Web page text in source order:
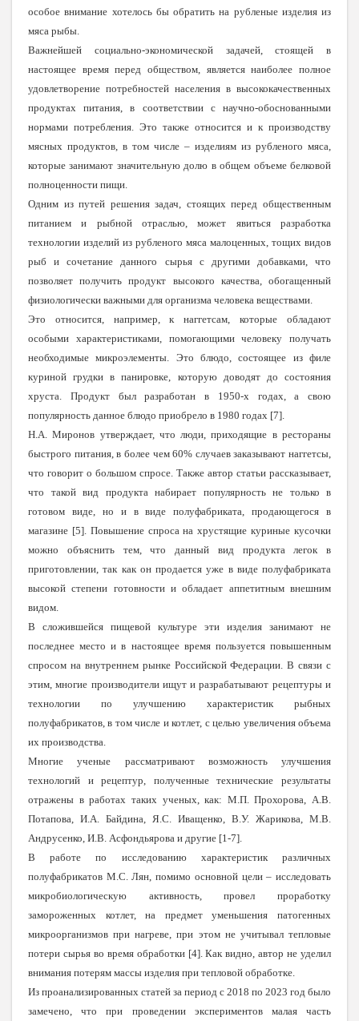
особое внимание хотелось бы обратить на рубленые изделия из
мяса рыбы.
Важнейшей социально-экономической задачей, стоящей в
настоящее время перед обществом, является наиболее полное
удовлетворение потребностей населения в высококачественных
продуктах питания, в соответствии с научно-обоснованными
нормами потребления. Это также относится и к производству
мясных продуктов, в том числе – изделиям из рубленого мяса,
которые занимают значительную долю в общем объеме белковой
полноценности пищи.
Одним из путей решения задач, стоящих перед общественным
питанием и рыбной отраслью, может явиться разработка
технологии изделий из рубленого мяса малоценных, тощих видов
рыб и сочетание данного сырья с другими добавками, что
позволяет получить продукт высокого качества, обогащенный
физиологически важными для организма человека веществами.
Это относится, например, к наггетсам, которые обладают
особыми характеристиками, помогающими человеку получать
необходимые микроэлементы. Это блюдо, состоящее из филе
куриной грудки в панировке, которую доводят до состояния
хруста. Продукт был разработан в 1950-х годах, а свою
популярность данное блюдо приобрело в 1980 годах [7].
Н.А. Миронов утверждает, что люди, приходящие в рестораны
быстрого питания, в более чем 60% случаев заказывают наггетсы,
что говорит о большом спросе. Также автор статьи рассказывает,
что такой вид продукта набирает популярность не только в
готовом виде, но и в виде полуфабриката, продающегося в
магазине [5]. Повышение спроса на хрустящие куриные кусочки
можно объяснить тем, что данный вид продукта легок в
приготовлении, так как он продается уже в виде полуфабриката
высокой степени готовности и обладает аппетитным внешним
видом.
В сложившейся пищевой культуре эти изделия занимают не
последнее место и в настоящее время пользуется повышенным
спросом на внутреннем рынке Российской Федерации. В связи с
этим, многие производители ищут и разрабатывают рецептуры и
технологии по улучшению характеристик рыбных
полуфабрикатов, в том числе и котлет, с целью увеличения объема
их производства.
Многие ученые рассматривают возможность улучшения
технологий и рецептур, полученные технические результаты
отражены в работах таких ученых, как: М.П. Прохорова, А.В.
Потапова, И.А. Байдина, Я.С. Иващенко, В.У. Жарикова, М.В.
Андрусенко, И.В. Асфондьярова и другие [1-7].
В работе по исследованию характеристик различных
полуфабрикатов М.С. Лян, помимо основной цели – исследовать
микробиологическую активность, провел проработку
замороженных котлет, на предмет уменьшения патогенных
микроорганизмов при нагреве, при этом не учитывал тепловые
потери сырья во время обработки [4]. Как видно, автор не уделил
внимания потерям массы изделия при тепловой обработке.
Из проанализированных статей за период с 2018 по 2023 год было
замечено, что при проведении экспериментов малая часть